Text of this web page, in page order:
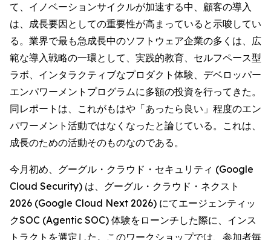
て、イノベーションサイクルが加速する中、顧客の導入
は、成長要因としての重要性が高まっていると示唆してい
る。業界で最も急成長中のソフトウェア企業の多くは、広
範な導入戦略の一環として、実践的教育、セルフペース型
ラボ、インタラクティブなプロダクト体験、デベロッパー
エンパワーメントプログラムに多額の投資を行ってきた。
同レポートは、これがもはや「あったら良い」程度のエン
パワーメント活動ではなくなったと論じている。これは、
成長のための活動そのものなのである。
今月初め、グーグル・クラウド・セキュリティ (Google
Cloud Security) は、グーグル・クラウド・ネクスト
2026 (Google Cloud Next 2026) にてエージェンティッ
クSOC (Agentic SOC) 体験をローンチした際に、インス
トラクトを選定した。このワークショップでは、参加者毎